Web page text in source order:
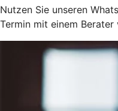
Nutzen Sie unseren
Termin mit einem